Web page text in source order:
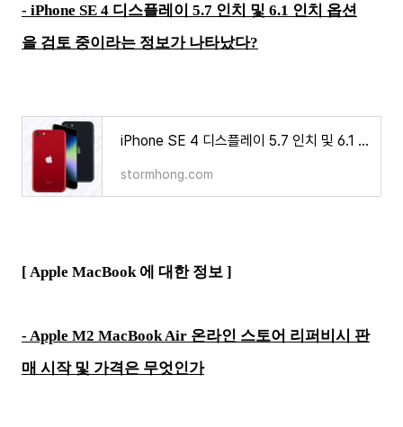
- iPhone SE 4 디스플레이 5.7 인치 및 6.1 인치 옵션
을 검토 중이라는 정보가 나타났다?
iPhone SE 4 디스플레이 5.7 인치 및 6.1 인치 옵션을 검토 중이라는 정보가 나타났다?
stormhong.com
[ Apple MacBook 에 대한 정보 ]
- Apple M2 MacBook Air 온라인 스토어 리퍼비시 판
매 시작 및 가격은 무엇인가